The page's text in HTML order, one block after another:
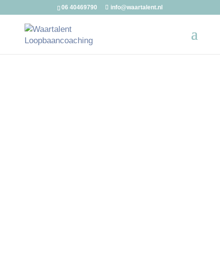
06 40469790 info@waartalent.nl